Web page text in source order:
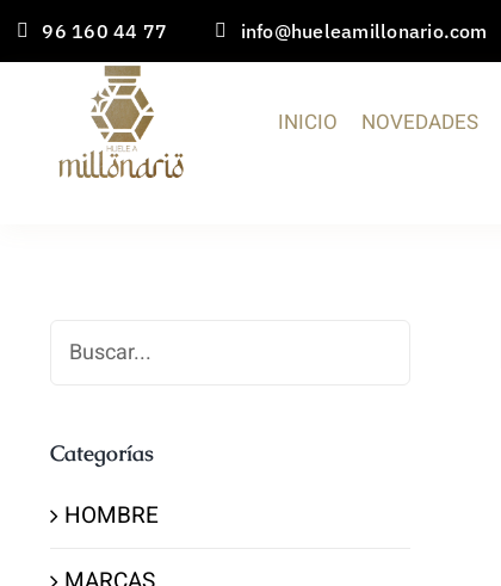
Saltar
al
contenido
96 160 44 77 info@hueleamillonario.com
INICIO NOVEDADES
Buscar
Categorías
HOMBRE